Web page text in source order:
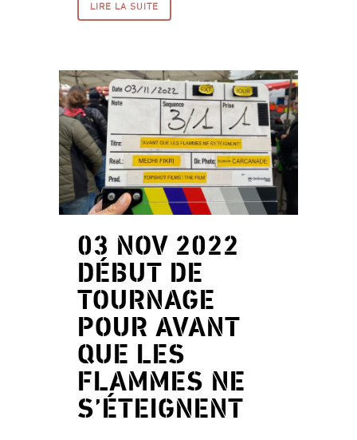
LIRE LA SUITE
03 NOV 2022
DÉBUT DE
TOURNAGE
POUR AVANT
QUE LES
FLAMMES NE
S’ÉTEIGNENT